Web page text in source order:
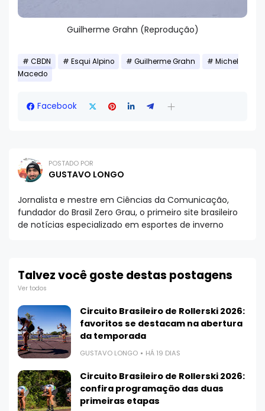
Guilherme Grahn (Reprodução)
CBDN Esqui Alpino Guilherme Grahn
Michel
Macedo
Facebook
POSTADO POR
GUSTAVO LONGO
Jornalista e mestre em Ciências da Comunicação,
fundador do Brasil Zero Grau, o primeiro site brasileiro
de notícias especializado em esportes de inverno
Talvez você goste destas postagens
Ver todos
Circuito Brasileiro de Rollerski 2026:
favoritos se destacam na abertura
da temporada
GUSTAVO LONGO HÁ 19 DIAS
Circuito Brasileiro de Rollerski 2026:
confira programação das duas
primeiras etapas